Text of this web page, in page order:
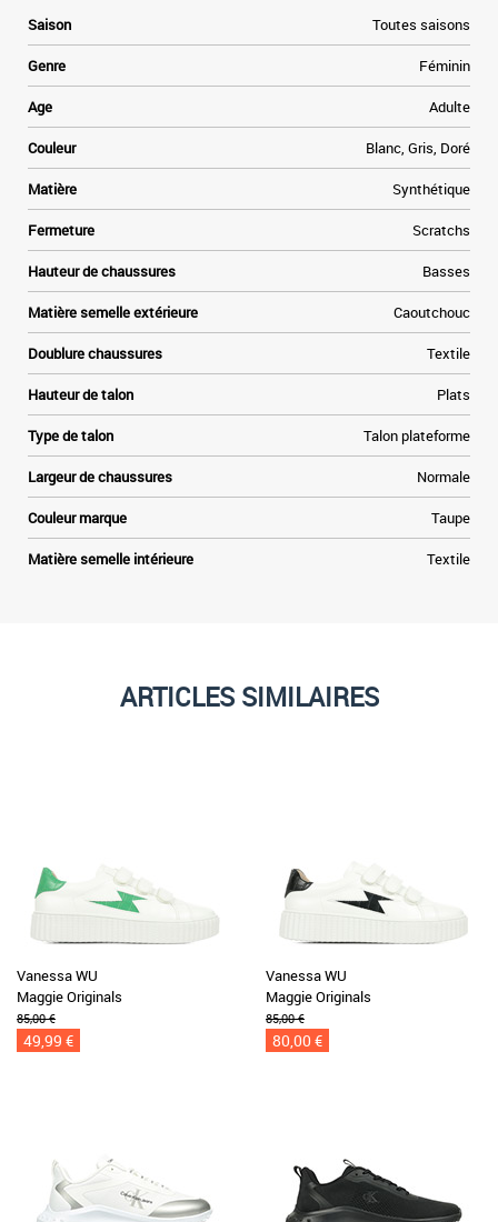
Saison Toutes saisons
Genre Féminin
Age Adulte
Couleur Blanc, Gris, Doré
Matière Synthétique
Fermeture Scratchs
Hauteur de chaussures Basses
Matière semelle extérieure Caoutchouc
Doublure chaussures Textile
Hauteur de talon Plats
Type de talon Talon plateforme
Largeur de chaussures Normale
Couleur marque Taupe
Matière semelle intérieure Textile
ARTICLES SIMILAIRES
Vanessa WU
Maggie Originals
85,00 €
49,99 €
Vanessa WU
Maggie Originals
85,00 €
80,00 €